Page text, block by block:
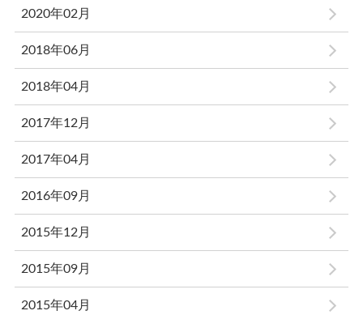
2020年02月
2018年06月
2018年04月
2017年12月
2017年04月
2016年09月
2015年12月
2015年09月
2015年04月